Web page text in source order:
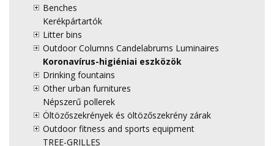
Benches
Kerékpártartók
Litter bins
Outdoor Columns Candelabrums Luminaires
Koronavírus-higiéniai eszközök
Drinking fountains
Other urban furnitures
Népszerű pollerek
Öltözőszekrények és öltözőszekrény zárak
Outdoor fitness and sports equipment
TREE-GRILLES